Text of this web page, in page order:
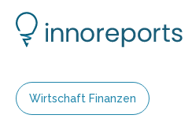
Wirtschaft Finanzen